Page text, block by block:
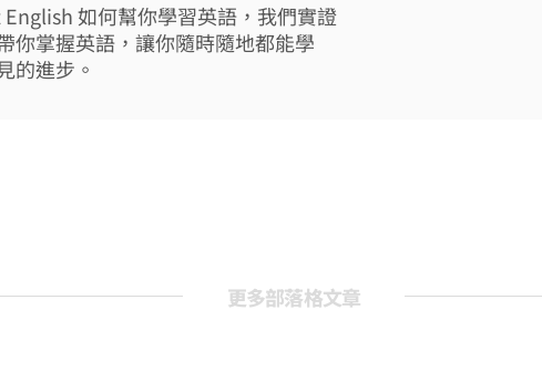
如何幫你學習英語，我們實證
你掌握英語，讓你隨時隨地都能學
的進步。
更多部落格文章